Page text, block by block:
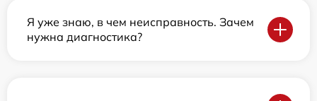
Я уже знаю, в чем неисправность. Зачем
нужна диагностика?